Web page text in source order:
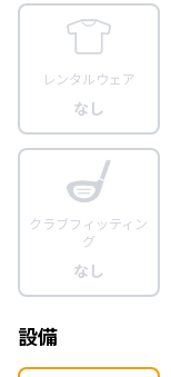
レンタルウェア
なし
クラブフィッティン
グ
なし
設備